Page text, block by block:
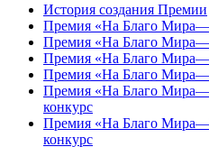
История создания Премии
Премия «На Благо
Премия «На Благо
Премия «На Благо
Премия «На Благо
Премия «На Благо
конкурс
Премия «На Благо
конкурс